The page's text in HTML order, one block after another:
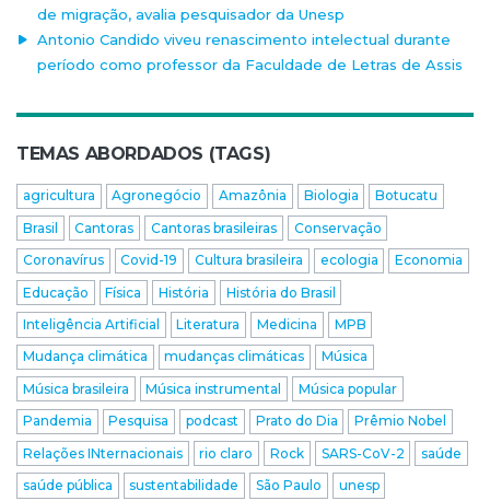
de migração, avalia pesquisador da Unesp
Antonio Candido viveu renascimento intelectual durante
período como professor da Faculdade de Letras de Assis
TEMAS ABORDADOS (TAGS)
agricultura Agronegócio Amazônia Biologia
Botucatu
Brasil
Cantoras Cantoras brasileiras
Conservação
Coronavírus
Covid-19 Cultura brasileira ecologia
Economia
Educação
Física História
História do Brasil
Inteligência Artificial
Literatura Medicina
MPB
Mudança climática
mudanças climáticas
Música
Música brasileira
Música instrumental
Música popular
Pandemia
Pesquisa podcast Prato do Dia
Prêmio Nobel
Relações INternacionais
rio claro Rock SARS-CoV-2
saúde
saúde pública
sustentabilidade São Paulo
unesp